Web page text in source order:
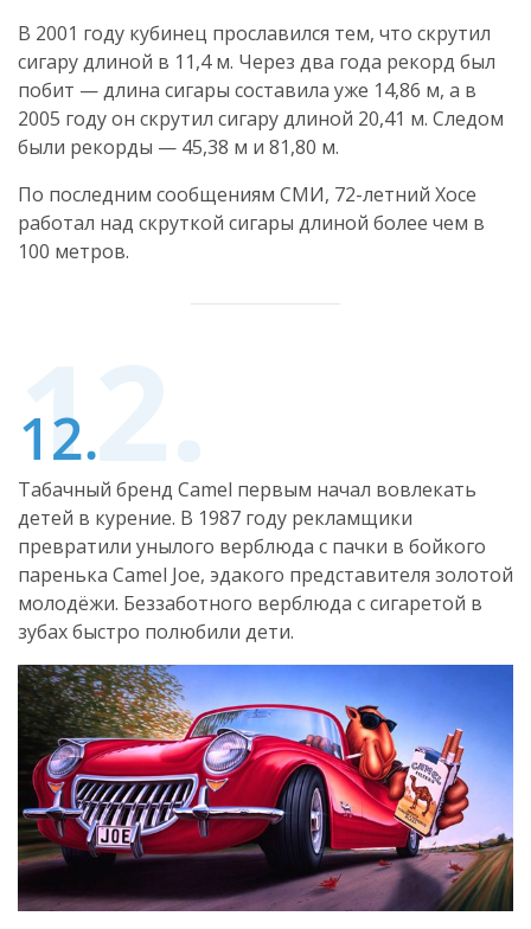
В 2001 году кубинец прославился тем, что скрутил
сигару длиной в 11,4 м. Через два года рекорд был
побит — длина сигары составила уже 14,86 м, а в
2005 году он скрутил сигару длиной 20,41 м. Следом
были рекорды — 45,38 м и 81,80 м.
По последним сообщениям СМИ, 72-летний Хосе
работал над скруткой сигары длиной более чем в
100 метров.
Табачный бренд Camel первым начал вовлекать
детей в курение. В 1987 году рекламщики
превратили унылого верблюда с пачки в бойкого
паренька Camel Joe, эдакого представителя золотой
молодёжи. Беззаботного верблюда с сигаретой в
зубах быстро полюбили дети.